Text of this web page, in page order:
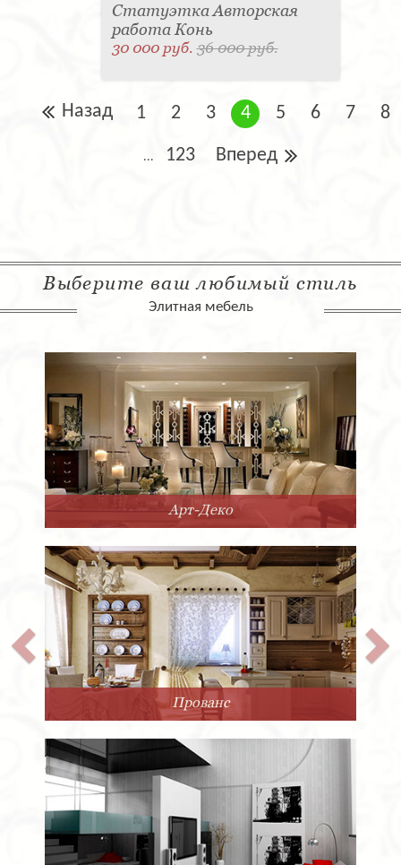
Статуэтка Авторская
работа Конь
30 000 руб.36 000 руб.
Назад 1 2 3 4 5 6 7 8
... 123 Вперед
Выберите ваш любимый стиль
Элитная мебель
Арт-Деко
Прованс